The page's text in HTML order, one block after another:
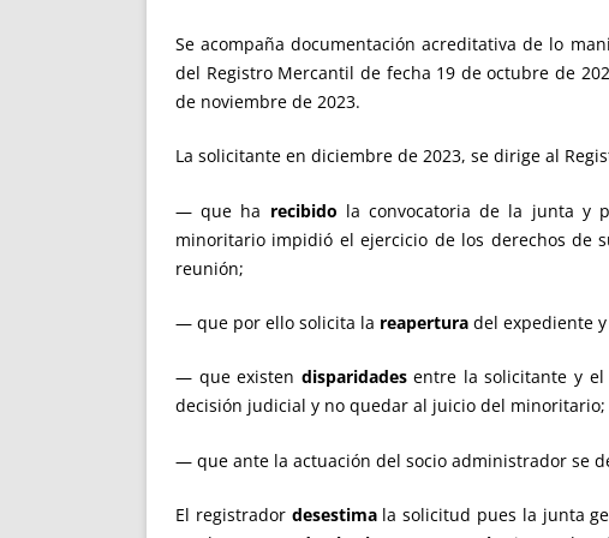
Se acompaña documentación acreditativa de lo
del Registro Mercantil de fecha 19 de octubre de
de noviembre de 2023.
La solicitante en diciembre de 2023, se dirige al
— que ha recibido la convocatoria de la junta y
minoritario impidió el ejercicio de los derechos de
reunión;
— que por ello solicita la reapertura del expediente
— que existen disparidadesentre la solicitante y el
decisión judicial y no quedar al juicio del minoritario;
— que ante la actuación del socio administrador se
El registrador desestimala solicitud pues la junta